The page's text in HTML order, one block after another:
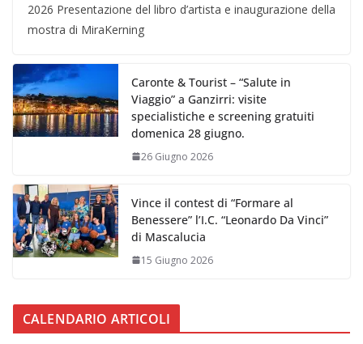
2026 Presentazione del libro d’artista e inaugurazione della
mostra di MiraKerning
Caronte & Tourist – “Salute in
Viaggio” a Ganzirri: visite
specialistiche e screening gratuiti
domenica 28 giugno.
26 Giugno 2026
Vince il contest di “Formare al
Benessere” l’I.C. “Leonardo Da Vinci”
di Mascalucia
15 Giugno 2026
CALENDARIO ARTICOLI